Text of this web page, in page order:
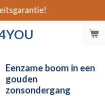
Eenzame boom in een
gouden
zonsondergang